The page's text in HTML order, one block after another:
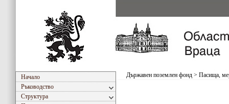
Начало
Ръководство
Структура
Държавен поземлен фонд > Пасища,